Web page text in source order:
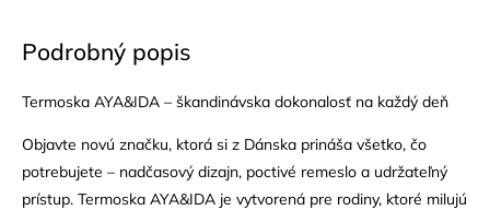
Podrobný popis
Termoska AYA&IDA – škandinávska dokonalosť na každý deň
Objavte novú značku, ktorá si z Dánska prináša všetko, čo
potrebujete – nadčasový dizajn, poctivé remeslo a udržateľný
prístup. Termoska AYA&IDA je vytvorená pre rodiny, ktoré milujú